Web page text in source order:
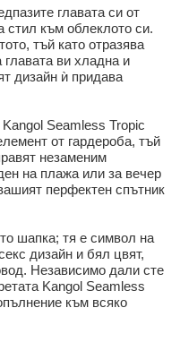
главата си от
стил към облеклото си.
тъй като отразява
ви хладна и
дизайн ѝ придава
Seamless Tropic
от гардероба, тъй
незаменим
на плажа или за вечер
перфектен спътник
шапка; тя е символ на
дизайн и бял цвят,
Независимо дали сте
Kangol Seamless
към всяко